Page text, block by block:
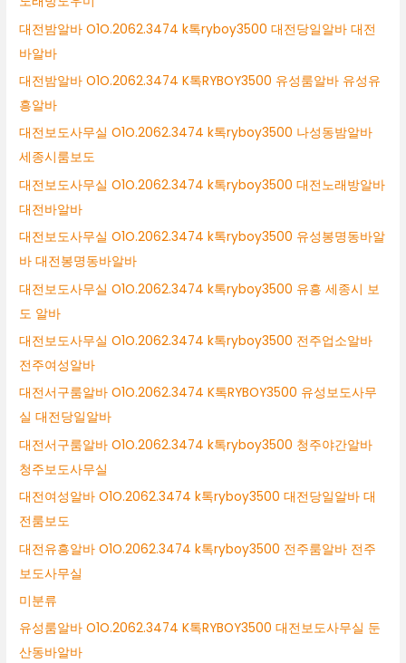
대전밤알바 O1O.2062.3474 k톡ryboy3500 대전당일알바 대전
바알바
대전밤알바 O1O.2062.3474 K톡RYBOY3500 유성룸알바 유성유
흥알바
대전보도사무실 O1O.2062.3474 k톡ryboy3500 나성동밤알바
세종시룸보도
대전보도사무실 O1O.2062.3474 k톡ryboy3500 대전노래방알바
대전바알바
대전보도사무실 O1O.2062.3474 k톡ryboy3500 유성봉명동바알
바 대전봉명동바알바
대전보도사무실 O1O.2062.3474 k톡ryboy3500 유흥 세종시 보
도 알바
대전보도사무실 O1O.2062.3474 k톡ryboy3500 전주업소알바
전주여성알바
대전서구룸알바 O1O.2062.3474 K톡RYBOY3500 유성보도사무
실 대전당일알바
대전서구룸알바 O1O.2062.3474 k톡ryboy3500 청주야간알바
청주보도사무실
대전여성알바 O1O.2062.3474 k톡ryboy3500 대전당일알바 대
전룸보도
대전유흥알바 O1O.2062.3474 k톡ryboy3500 전주룸알바 전주
보도사무실
미분류
유성룸알바 O1O.2062.3474 K톡RYBOY3500 대전보도사무실 둔
산동바알바